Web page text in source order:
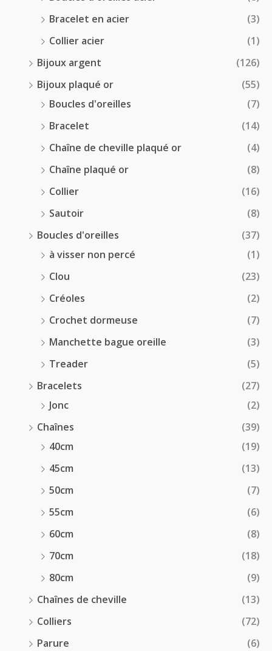
Bracelet en acier
(3)
Collier acier
(1)
Bijoux argent
(126)
Bijoux plaqué or
(55)
Boucles d'oreilles
(7)
Bracelet
(14)
Chaîne de cheville plaqué or
(4)
Chaîne plaqué or
(8)
Collier
(16)
Sautoir
(8)
Boucles d'oreilles
(37)
à visser non percé
(1)
Clou
(23)
Créoles
(2)
Crochet dormeuse
(7)
Manchette bague oreille
(3)
Treader
(5)
Bracelets
(27)
Jonc
(2)
Chaînes
(39)
40cm
(19)
45cm
(13)
50cm
(7)
55cm
(6)
60cm
(8)
70cm
(18)
80cm
(9)
Chaînes de cheville
(13)
Colliers
(72)
Parure
(6)